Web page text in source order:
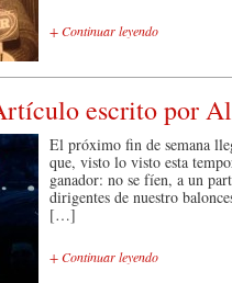
+ Continuar leyendo
escrito por
El próximo fin de semana
que, visto lo visto esta
ganador: no se fíen, a un
dirigentes de nuestro
[…]
+ Continuar leyendo